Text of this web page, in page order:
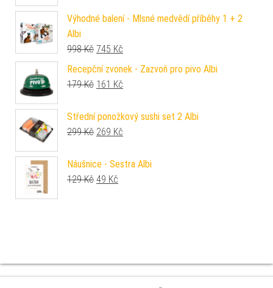
Výhodné balení - Mlsné medvědí příběhy 1 + 2
Albi
998Kč Původní cena byla: 998 Kč.
745 Kč
Recepční zvonek - Zazvoň pro pivo Albi
179Kč Původní cena byla: 179 Kč.
161 Kč
Střední ponožkový sushi set 2 Albi
299Kč Původní cena byla: 299 Kč.
269 Kč
Náušnice - Sestra Albi
129Kč Původní cena byla: 129 Kč.
49 Kč